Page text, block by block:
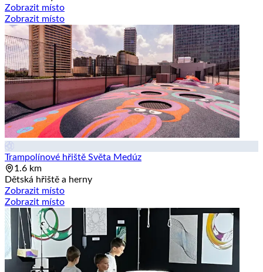
Zobrazit místo
Zobrazit místo
Trampolínové hřiště Světa Medúz
1.6 km
Dětská hřiště a herny
Zobrazit místo
Zobrazit místo